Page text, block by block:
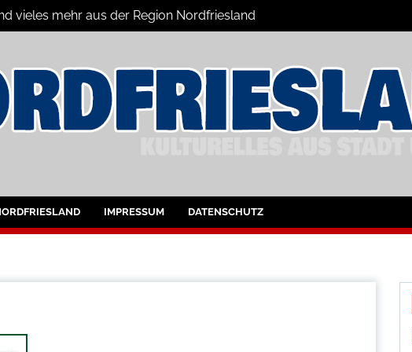
vieles mehr aus der Region Nordfriesland
für Nordfriesland und Husum
IMPRESSUM DATENSCHUTZ